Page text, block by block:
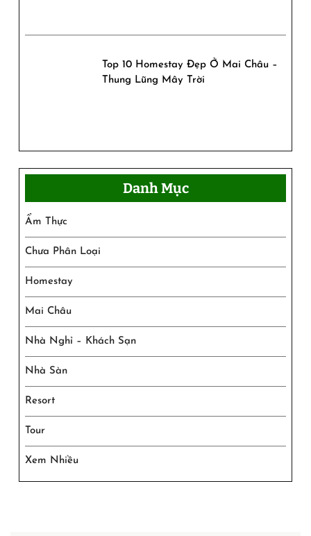
Top 10 Homestay Đẹp Ở Mai Châu –
Thung Lũng Mây Trời
Danh Mục
Ẩm Thực
Chưa Phân Loại
Homestay
Mai Châu
Nhà Nghỉ – Khách Sạn
Nhà Sàn
Resort
Tour
Xem Nhiều